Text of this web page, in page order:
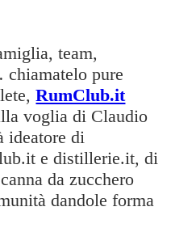
team,
pure
RumClub.it
voglia di Claudio
ideatore di
e distillerie.it, di
da zucchero
dandole forma